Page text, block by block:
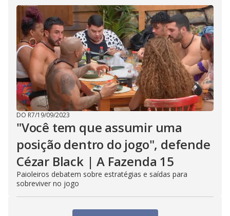
DO R7/19/09/2023
"Você tem que assumir uma
posição dentro do jogo", defende
Cézar Black | A Fazenda 15
Paioleiros debatem sobre estratégias e saídas para
sobreviver no jogo